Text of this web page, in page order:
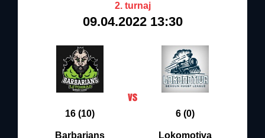
2. turnaj
09.04.2022 13:30
16 (10)
Barbarians
6 (0)
Lokomotiva